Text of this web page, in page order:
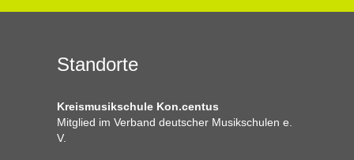
Standorte
Kreismusikschule Kon.centus
Mitglied im Verband deutscher Musikschulen e.
V.